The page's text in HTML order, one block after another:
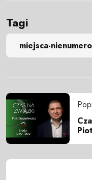
Tagi
miejsca-